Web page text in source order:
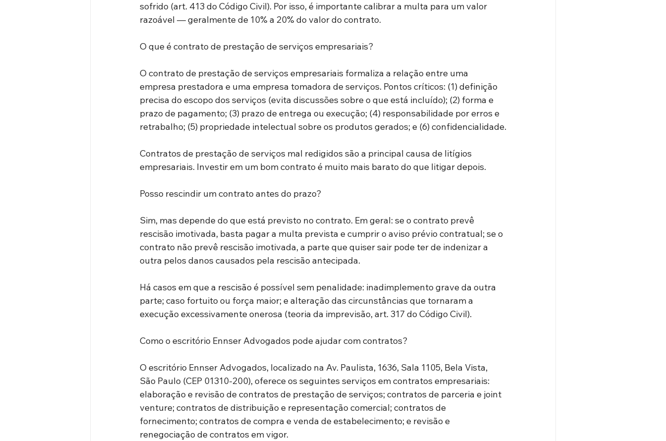
sofrido (art. 413 do Código Civil). Por isso, é importante calibrar a multa para um valor
razoável — geralmente de 10% a 20% do valor do contrato.
O que é contrato de prestação de serviços empresariais?
O contrato de prestação de serviços empresariais formaliza a relação entre uma
empresa prestadora e uma empresa tomadora de serviços. Pontos críticos: (1) definição
precisa do escopo dos serviços (evita discussões sobre o que está incluído); (2) forma e
prazo de pagamento; (3) prazo de entrega ou execução; (4) responsabilidade por erros e
retrabalho; (5) propriedade intelectual sobre os produtos gerados; e (6) confidencialidade.
Contratos de prestação de serviços mal redigidos são a principal causa de litígios
empresariais. Investir em um bom contrato é muito mais barato do que litigar depois.
Posso rescindir um contrato antes do prazo?
Sim, mas depende do que está previsto no contrato. Em geral: se o contrato prevê
rescisão imotivada, basta pagar a multa prevista e cumprir o aviso prévio contratual; se o
contrato não prevê rescisão imotivada, a parte que quiser sair pode ter de indenizar a
outra pelos danos causados pela rescisão antecipada.
Há casos em que a rescisão é possível sem penalidade: inadimplemento grave da outra
parte; caso fortuito ou força maior; e alteração das circunstâncias que tornaram a
execução excessivamente onerosa (teoria da imprevisão, art. 317 do Código Civil).
Como o escritório Ennser Advogados pode ajudar com contratos?
O escritório Ennser Advogados, localizado na Av. Paulista, 1636, Sala 1105, Bela Vista,
São Paulo (CEP 01310-200), oferece os seguintes serviços em contratos empresariais:
elaboração e revisão de contratos de prestação de serviços; contratos de parceria e joint
venture; contratos de distribuição e representação comercial; contratos de
fornecimento; contratos de compra e venda de estabelecimento; e revisão e
renegociação de contratos em vigor.